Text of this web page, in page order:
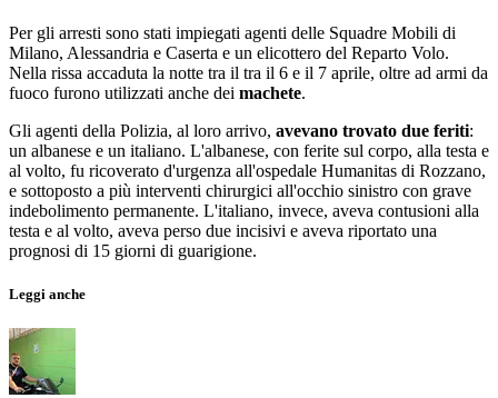
Per gli arresti sono stati impiegati agenti delle Squadre Mobili di
Milano, Alessandria e Caserta e un elicottero del Reparto Volo.
Nella rissa accaduta la notte tra il tra il 6 e il 7 aprile, oltre ad armi da
fuoco furono utilizzati anche dei machete.
Gli agenti della Polizia, al loro arrivo, avevano trovato due feriti:
un albanese e un italiano. L'albanese, con ferite sul corpo, alla testa e
al volto, fu ricoverato d'urgenza all'ospedale Humanitas di Rozzano,
e sottoposto a più interventi chirurgici all'occhio sinistro con grave
indebolimento permanente. L'italiano, invece, aveva contusioni alla
testa e al volto, aveva perso due incisivi e aveva riportato una
prognosi di 15 giorni di guarigione.
Leggi anche